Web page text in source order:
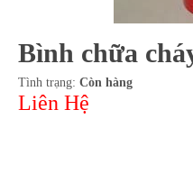
Bình chữa
Tình trạng: Còn hàng
Liên Hệ